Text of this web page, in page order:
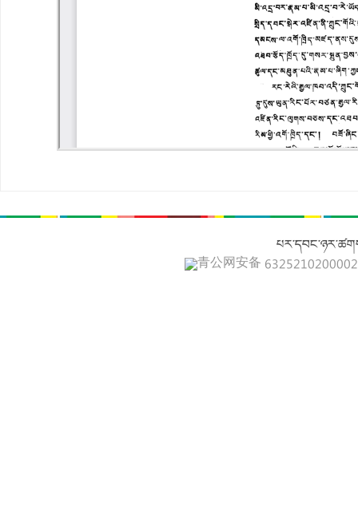
青公网安备